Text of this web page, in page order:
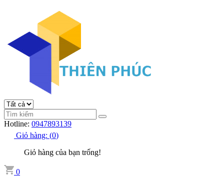
Hotline: 0947893139
Giỏ hàng: (0)
Giỏ hàng của bạn trống!
0